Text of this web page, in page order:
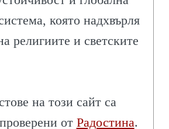
която надхвърля
религиите и светските
на този сайт са
от Радостина.